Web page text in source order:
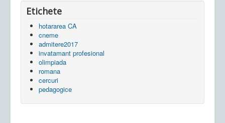
Etichete
hotararea CA
cneme
admitere2017
invatamant profesional
olimpiada
romana
cercuri
pedagogice